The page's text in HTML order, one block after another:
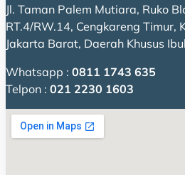
Jl. Taman Palem Mutiara, Ruko
RT.4/RW.14, Cengkareng Timur,
Jakarta Barat, Daerah Khusus
Whatsapp : 0811 1743 635
Telpon : 021 2230 1603